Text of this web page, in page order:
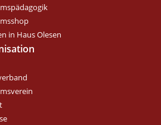
in Haus Olesen